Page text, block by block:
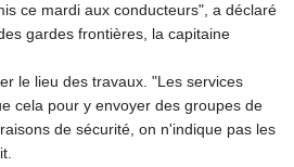
ce mardi aux conducteurs", a déclaré
gardes frontières, la capitaine
le lieu des travaux. "Les services
cela pour y envoyer des groupes de
de sécurité, on n'indique pas les